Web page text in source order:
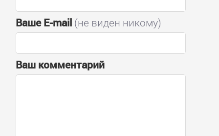
Ваше E-mail(не виден никому)
Ваш комментарий